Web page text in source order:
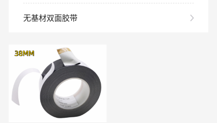
无基材双面胶带